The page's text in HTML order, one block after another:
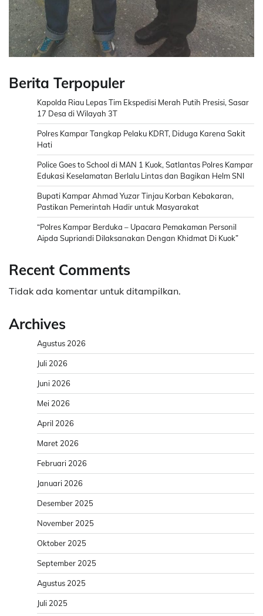
Berita Terpopuler
Kapolda Riau Lepas Tim Ekspedisi Merah Putih Presisi, Sasar
17 Desa di Wilayah 3T
Polres Kampar Tangkap Pelaku KDRT, Diduga Karena Sakit
Hati
Police Goes to School di MAN 1 Kuok, Satlantas Polres Kampar
Edukasi Keselamatan Berlalu Lintas dan Bagikan Helm SNI
Bupati Kampar Ahmad Yuzar Tinjau Korban Kebakaran,
Pastikan Pemerintah Hadir untuk Masyarakat
“Polres Kampar Berduka – Upacara Pemakaman Personil
Aipda Supriandi Dilaksanakan Dengan Khidmat Di Kuok”
Recent Comments
Tidak ada komentar untuk ditampilkan.
Archives
Agustus 2026
Juli 2026
Juni 2026
Mei 2026
April 2026
Maret 2026
Februari 2026
Januari 2026
Desember 2025
November 2025
Oktober 2025
September 2025
Agustus 2025
Juli 2025